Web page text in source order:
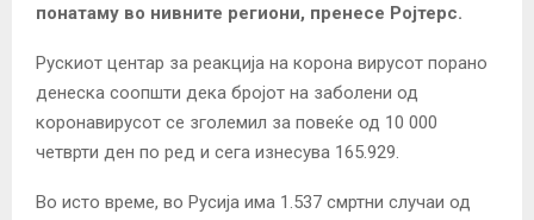
понатаму во нивните региони, пренесе Ројтерс.
Рускиот центар за реакција на корона вирусот порано
денеска соопшти дека бројот на заболени од
коронавирусот се зголемил за повеќе од 10 000
четврти ден по ред и сега изнесува 165.929.
Во исто време, во Русија има 1.537 смртни случаи од